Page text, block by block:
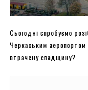
Сьогодні спробуємо
Черкаським
втрачену спадщину?